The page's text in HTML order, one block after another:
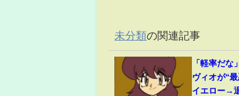
未分類の関連記事
「軽率だな
ヴィオが“
イエロー→